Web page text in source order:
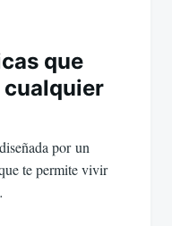
que
por un
te permite vivir